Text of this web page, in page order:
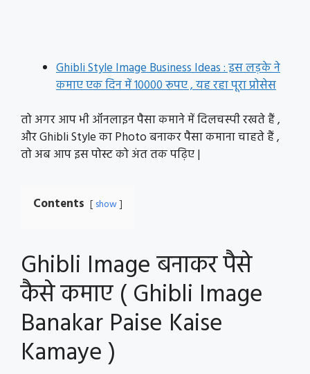
Ghibli Style Image Business Ideas : इस लड़के ने
कमाए एक दिन में 10000 रूपए , यह रहा पूरा प्रोसेस
तो अगर आप भी ऑनलाइन पैसा कमाने में दिलचस्पी रखते हैं ,
और Ghibli Style का Photo बनाकर पैसा कमाना चाहते हैं ,
तो अब आप इस पोस्ट को अंत तक पढ़िए |
Contents show
Ghibli Image बनाकर पैसे
कैसे कमाए ( Ghibli Image
Banakar Paise Kaise
Kamaye )